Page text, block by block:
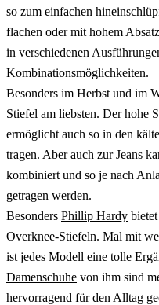
so zum einfachen
flachen oder mit hohem
in verschiedenen
Kombinationsmöglichkeiten.
Besonders im Herbst und im
Stiefel am liebsten. Der hohe
ermöglicht auch so in den
tragen. Aber auch zur Jeans
kombiniert und so je nach
getragen werden.
Besonders Phillip Hardy
Overknee-Stiefeln. Mal mit
ist jedes Modell eine tolle
Damenschuhe von ihm sind
hervorragend für den Alltag